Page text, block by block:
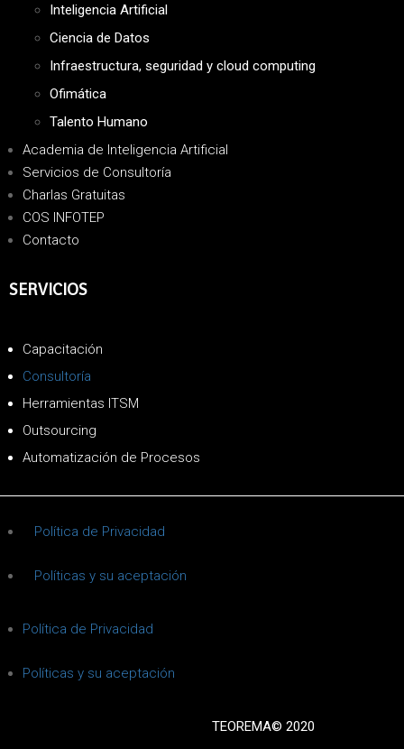
Inteligencia Artificial
Ciencia de Datos
Infraestructura, seguridad y cloud computing
Ofimática
Talento Humano
Academia de Inteligencia Artificial
Servicios de Consultoría
Charlas Gratuitas
COS INFOTEP
Contacto
SERVICIOS
Capacitación
Consultoría
Herramientas ITSM
Outsourcing
Automatización de Procesos
Política de Privacidad
Políticas y su aceptación
Política de Privacidad
Políticas y su aceptación
TEOREMA© 2020